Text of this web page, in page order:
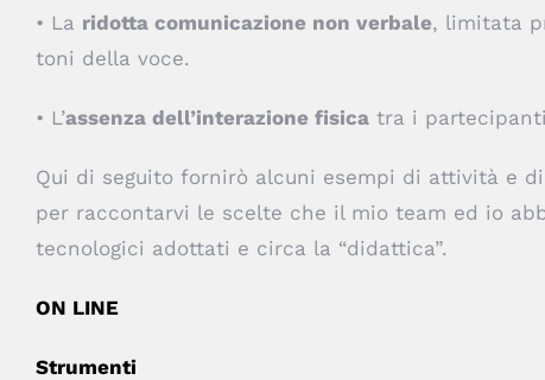
• La ridotta comunicazione non verbale, limitata
toni della voce.
• L’assenza dell’interazione fisica tra i
Qui di seguito fornirò alcuni esempi di attività e
per raccontarvi le scelte che il mio team ed io
tecnologici adottati e circa la “didattica”.
ON LINE
Strumenti